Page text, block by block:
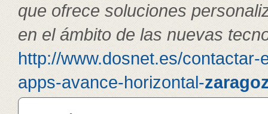
que ofrece soluciones
en el ámbito de las nuevas
http://www.dosnet.es/contactar-
apps-avance-horizontal-